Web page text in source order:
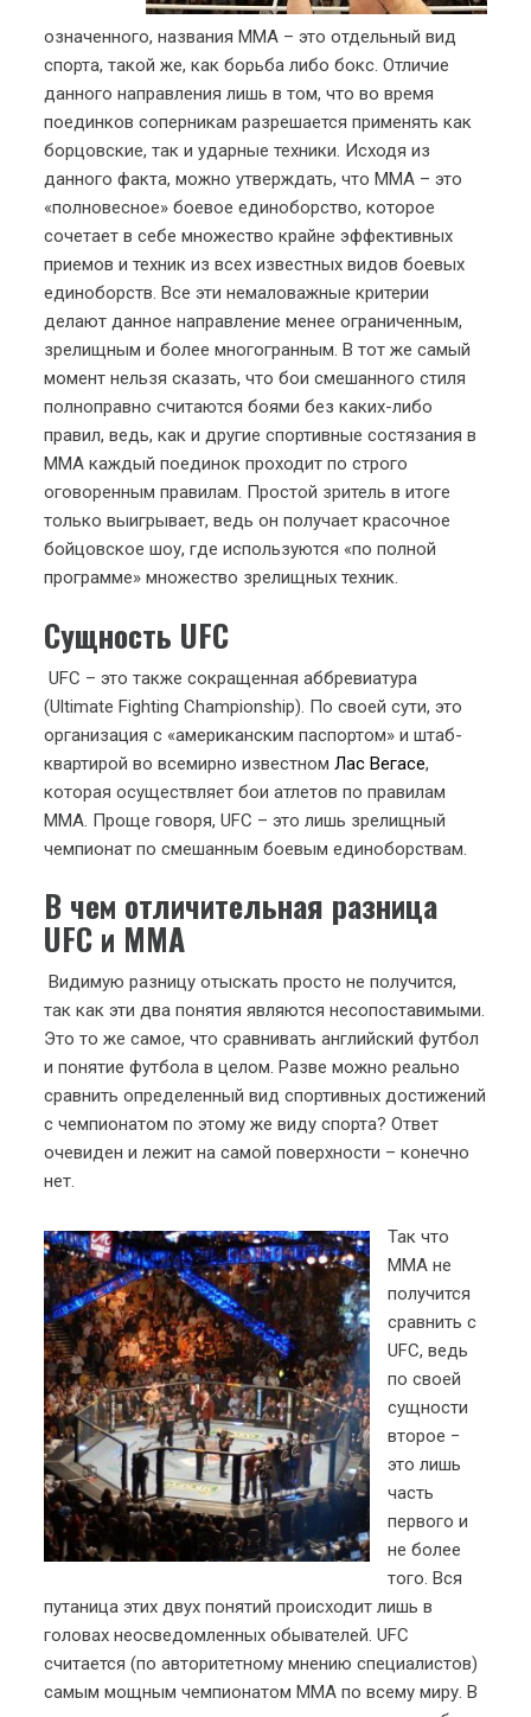
означенного, названия ММА – это отдельный вид
спорта, такой же, как борьба либо бокс. Отличие
данного направления лишь в том, что во время
поединков соперникам разрешается применять как
борцовские, так и ударные техники. Исходя из
данного факта, можно утверждать, что ММА – это
«полновесное» боевое единоборство, которое
сочетает в себе множество крайне эффективных
приемов и техник из всех известных видов боевых
единоборств. Все эти немаловажные критерии
делают данное направление менее ограниченным,
зрелищным и более многогранным. В тот же самый
момент нельзя сказать, что бои смешанного стиля
полноправно считаются боями без каких-либо
правил, ведь, как и другие спортивные состязания в
ММА каждый поединок проходит по строго
оговоренным правилам. Простой зритель в итоге
только выигрывает, ведь он получает красочное
бойцовское шоу, где используются «по полной
программе» множество зрелищных техник.
Сущность UFC
UFC – это также сокращенная аббревиатура
(Ultimate Fighting Championship). По своей сути, это
организация с «американским паспортом» и штаб-
квартирой во всемирно известномЛас Вегасе,
которая осуществляет бои атлетов по правилам
ММА. Проще говоря, UFC – это лишь зрелищный
чемпионат по смешанным боевым единоборствам.
В чем отличительная разница
UFC и ММА
Видимую разницу отыскать просто не получится,
так как эти два понятия являются несопоставимыми.
Это то же самое, что сравнивать английский футбол
и понятие футбола в целом. Разве можно реально
сравнить определенный вид спортивных достижений
с чемпионатом по этому же виду спорта? Ответ
очевиден и лежит на самой поверхности – конечно
нет.
Так что
ММА не
получится
сравнить с
UFC, ведь
по своей
сущности
второе −
это лишь
часть
первого и
не более
того. Вся
путаница этих двух понятий происходит лишь в
головах неосведомленных обывателей. UFC
считается (по авторитетному мнению специалистов)
самым мощным чемпионатом ММА по всему миру. В